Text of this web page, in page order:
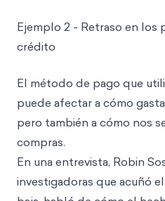
Ejemplo 2 - Retraso en los
crédito
El método de pago que
puede afectar a cómo
pero también a cómo nos
compras.
En una entrevista, Robin
investigadoras que acuñó